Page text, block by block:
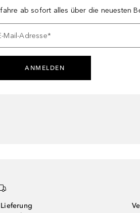
ab sofort alles über die neuesten
Mail-Adresse*
ANMELDEN